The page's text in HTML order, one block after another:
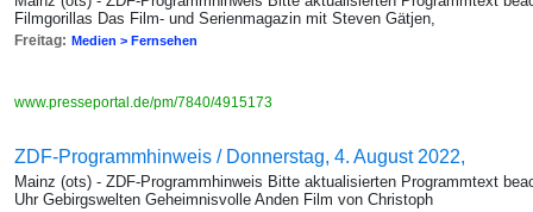
Filmgorillas Das Film- und Serienmagazin mit Steven Gätjen,
Freitag: Medien > Fernsehen
www.presseportal.de/pm/7840/4915173
ZDF-Programmhinweis / Donnerstag, 4. August 2022,
Mainz (ots) - ZDF-Programmhinweis Bitte aktualisierten Programmtext
Uhr Gebirgswelten Geheimnisvolle Anden Film von Christoph